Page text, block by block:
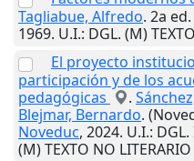
Tagliabue, Alfredo. 2a ed.
1969. U.I.: DGL. (M)
El proyecto
participación y de los
pedagógicas
.
Blejmar, Bernardo.
Noveduc, 2024. U.I.:
(M) TEXTO NO LITERARIO